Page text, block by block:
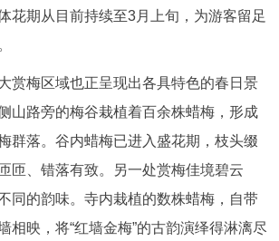
十六区概览 人文北京
한국어 日本語
РУССКИЙ ЯЗЫК
花期从目前持续至3月上旬，为游客留足
梅区域也正呈现出各具特色的春日景
山路旁的梅谷栽植着百余株蜡梅，形成
群落。谷内蜡梅已进入盛花期，枝头缀
匝、错落有致。另一处赏梅佳境碧云
同的韵味。寺内栽植的数株蜡梅，自带
相映，将“红墙金梅”的古韵演绎得淋漓尽